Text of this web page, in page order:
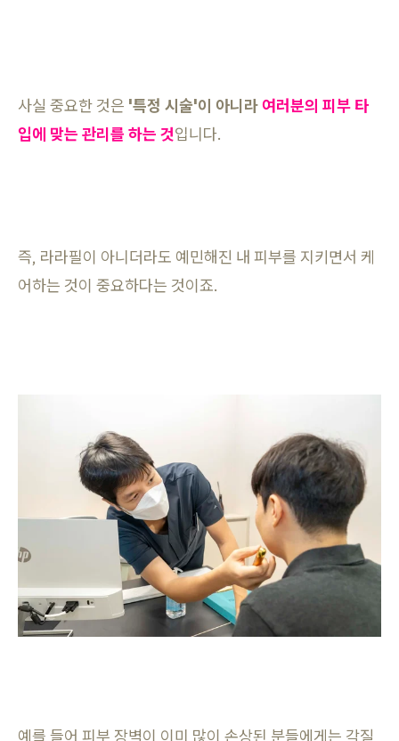
사실 중요한 것은 '특정 시술'이 아니라여러분의 피부 타
입에 맞는 관리를 하는 것입니다.
즉, 라라필이 아니더라도 예민해진 내 피부를 지키면서 케
어하는 것이 중요하다는 것이죠.
예를 들어 피부 장벽이 이미 많이 손상된 분들에게는 각질